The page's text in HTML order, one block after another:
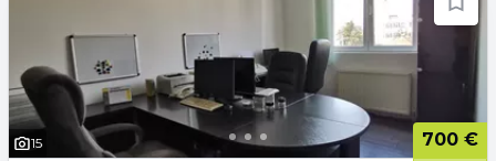
15
700 €